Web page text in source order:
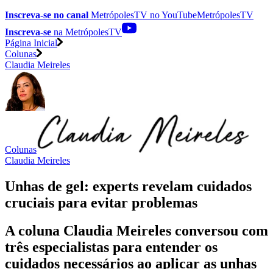
Inscreva-se no canal MetrópolesTV noYouTubeMetrópolesTV
Inscreva-se na MetrópolesTV
Página Inicial
Colunas
Claudia Meireles
Colunas
Claudia Meireles
Unhas de gel: experts revelam cuidados
cruciais para evitar problemas
A coluna Claudia Meireles conversou com
três especialistas para entender os
cuidados necessários ao aplicar as unhas